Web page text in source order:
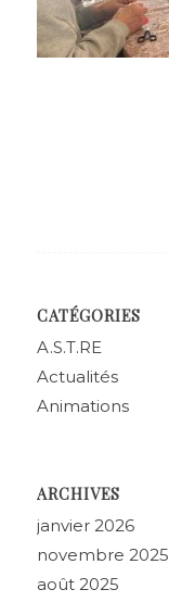
CATÉGORIES
A.S.T.RE
Actualités
Animations
ARCHIVES
janvier 2026
novembre 2025
août 2025